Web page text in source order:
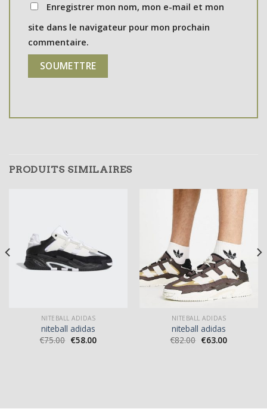
Enregistrer mon nom, mon e-mail et mon
site dans le navigateur pour mon prochain
commentaire.
PRODUITS SIMILAIRES
NITEBALL ADIDAS
niteball adidas
€75.00 €58.00
NITEBALL ADIDAS
niteball adidas
€82.00 €63.00